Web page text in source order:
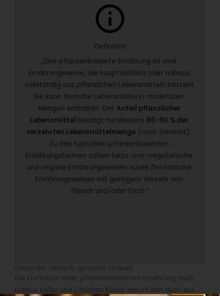
info
Definition
„Eine pflanzenbasierte Ernährung ist eine
Ernährungsweise, die hauptsächlich oder nahezu
vollständig aus pflanzlichen Lebensmitteln besteht.
Sie kann tierische Lebensmittel in moderaten
Mengen enthalten. Der Anteil pflanzlicher
Lebensmittel beträgt mindestens 80-90 % der
verzehrten Lebensmittelmenge (nach Gewicht).
Zu den typischen pflanzenbasierten
Ernährungsformen zählen lakto-ovo-vegetarische
und vegane Ernährungsweisen sowie flexitarische
Ernährungsweisen mit geringem Verzehr von
Fleisch und/oder Fisch.“
Gesunder Mensch, gesunde Umwelt
Die Definition einer pflanzenbasierten Ernährung nach
Markus Keller und Christian Köder beruft sich auch auf